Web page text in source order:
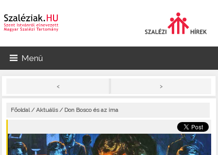
Menü
< >
Főoldal/Aktuális/ Don Bosco és az ima